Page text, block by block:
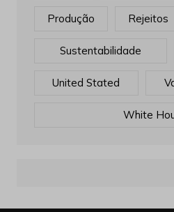
Produção Rejeitos
Sustentabilidade
United Stated
White